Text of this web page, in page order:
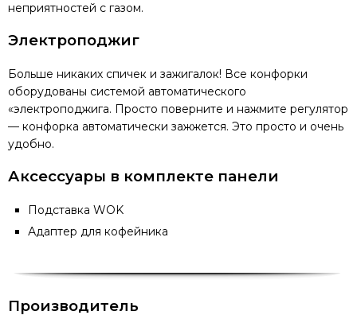
неприятностей с газом.
Электроподжиг
Больше никаких спичек и зажигалок! Все конфорки
оборудованы системой автоматического
«электроподжига. Просто поверните и нажмите регулятор
— конфорка автоматически зажжется. Это просто и очень
удобно.
Аксессуары в комплекте панели
Подставка WOK
Адаптер для кофейника
Производитель